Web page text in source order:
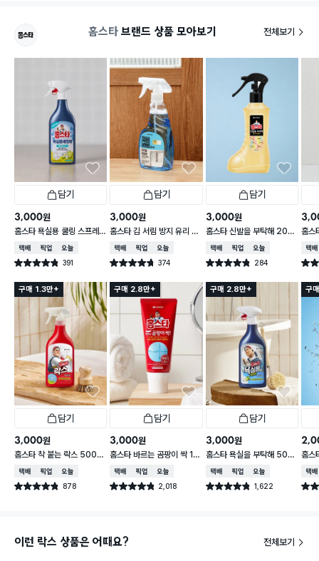
홈스타 브랜드 상품 모아보기 전체보기
담기
3,000원
홈스타 욕실용 쿨링 스프레
택배배송매장픽업오늘배송
별점 4.8점 391
건 작성
담기
3,000원
홈스타 김 서림 방지 유리 세
택배배송매장픽업오늘배송
별점 4.7점 374
건 작성
담기
3,000원
홈스타 신발을 부탁해 200
택배배송매장픽업오늘배송
별점 4.8점 284
건 작성
홈스
택배
별점
구매 1.3만+
담기
3,000원
홈스타 착 붙는 락스 500
ml
택배배송매장픽업오늘배송
별점 4.8점 878
건 작성
구매 2.8만+
담기
3,000원
홈스타 바르는 곰팡이 싹 12
0 ml
택배배송매장픽업오늘배송
별점 4.8점 2,018
건 작성
구매 2.8만+
담기
3,000원
홈스타 욕실을 부탁해 500
ml
택배배송매장픽업오늘배송
별점 4.8점 1,622
건 작성
구
홈스
택배
별점
이런 락스 상품은 어때요? 전체보기